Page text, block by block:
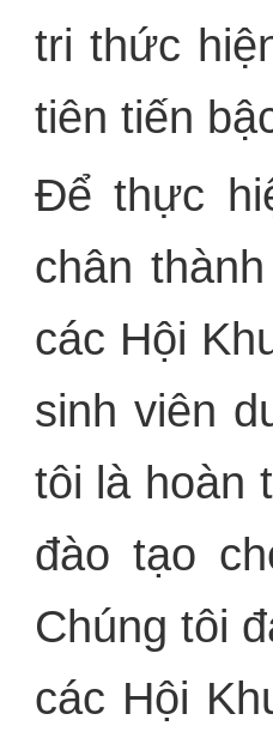
tri thức
tiên tiến
Để thực
chân
các Hội
sinh viên
tôi là hoàn
đào tạo
Chúng tôi
các Hội